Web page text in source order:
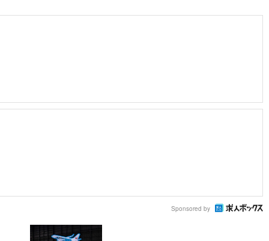
Sponsored by